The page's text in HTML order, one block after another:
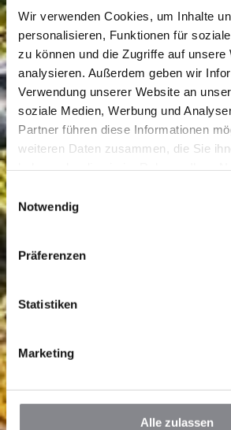
Wir verwenden Cookies, um Inhalte
personalisieren, Funktionen für
zu können und die Zugriffe auf unsere
analysieren. Außerdem geben wir
Verwendung unserer Website an
soziale Medien, Werbung und
Partner führen diese Informationen
weiteren Daten zusammen, die Sie
Einwilligungsauswahl
Notwendig
Präferenzen
Statistiken
Marketing
Alle zulassen